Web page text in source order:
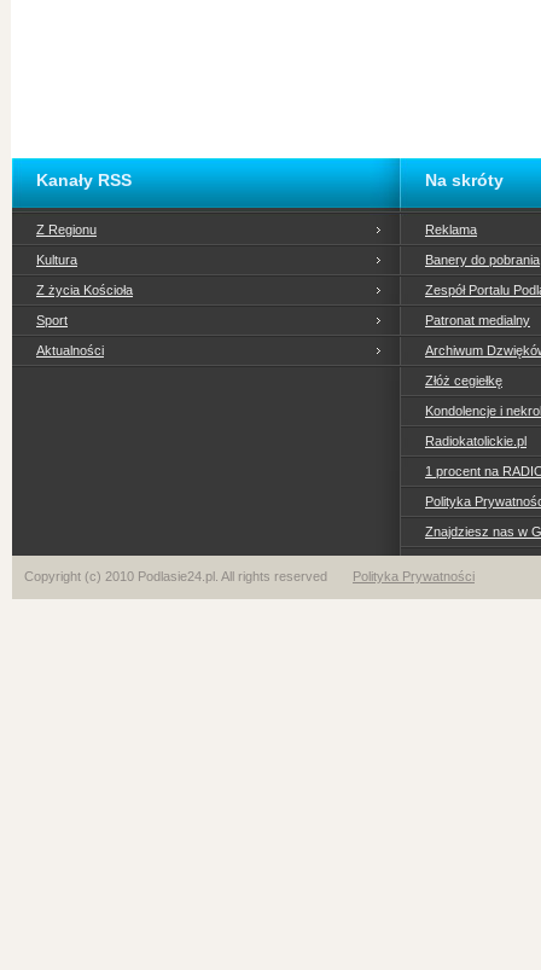
Kanały RSS
Z Regionu
Kultura
Z życia Kościoła
Sport
Aktualności
Na skróty
Reklama
Banery do pobrania
Zespół Portalu
Patronat medialny
Archiwum
Złóż cegiełkę
Kondolencje i
Radiokatolickie.pl
1 procent na
Polityka
Znajdziesz nas w
Copyright (c) 2010 Podlasie24.pl. All rights reserved Polityka Prywatności